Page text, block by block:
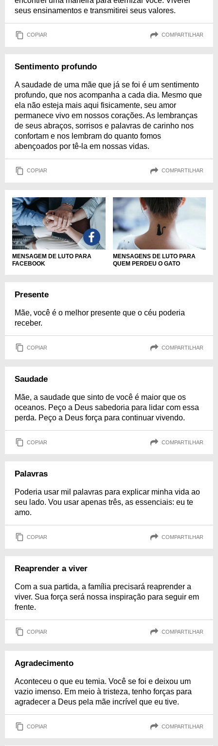
seus ensinamentos e transmitirei seus valores.
COPIAR COMPARTILHAR
Sentimento profundo
A saudade de uma mãe que já se foi é um sentimento
profundo, que nos acompanha a cada dia. Mesmo que
ela não esteja mais aqui fisicamente, seu amor
permanece vivo em nossos corações. As lembranças
de seus abraços, sorrisos e palavras de carinho nos
confortam e nos lembram do quanto fomos
abençoados por tê-la em nossas vidas.
COPIAR COMPARTILHAR
MENSAGEM DE LUTO PARA
FACEBOOK
MENSAGENS DE LUTO PARA
QUEM PERDEU O GATO
Presente
Mãe, você é o melhor presente que o céu poderia
receber.
COPIAR COMPARTILHAR
Saudade
Mãe, a saudade que sinto de você é maior que os
oceanos. Peço a Deus sabedoria para lidar com essa
perda. Peço a Deus força para continuar vivendo.
COPIAR COMPARTILHAR
Palavras
Poderia usar mil palavras para explicar minha vida ao
seu lado. Vou usar apenas três, as essenciais: eu te
amo.
COPIAR COMPARTILHAR
Reaprender a viver
Com a sua partida, a família precisará reaprender a
viver. Sua força será nossa inspiração para seguir em
frente.
COPIAR COMPARTILHAR
Agradecimento
Aconteceu o que eu temia. Você se foi e deixou um
vazio imenso. Em meio à tristeza, tenho forças para
agradecer a Deus pela mãe incrível que eu tive.
COPIAR COMPARTILHAR